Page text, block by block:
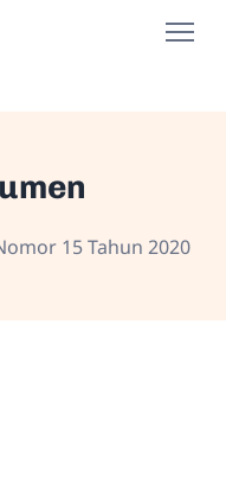
15 Tahun 2020